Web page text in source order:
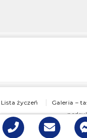
Lista życzeń
Galeria –